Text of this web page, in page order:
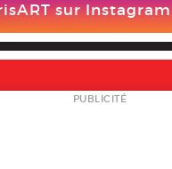
sur Instagram
PUBLICITÉ